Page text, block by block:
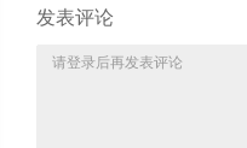
发表评论